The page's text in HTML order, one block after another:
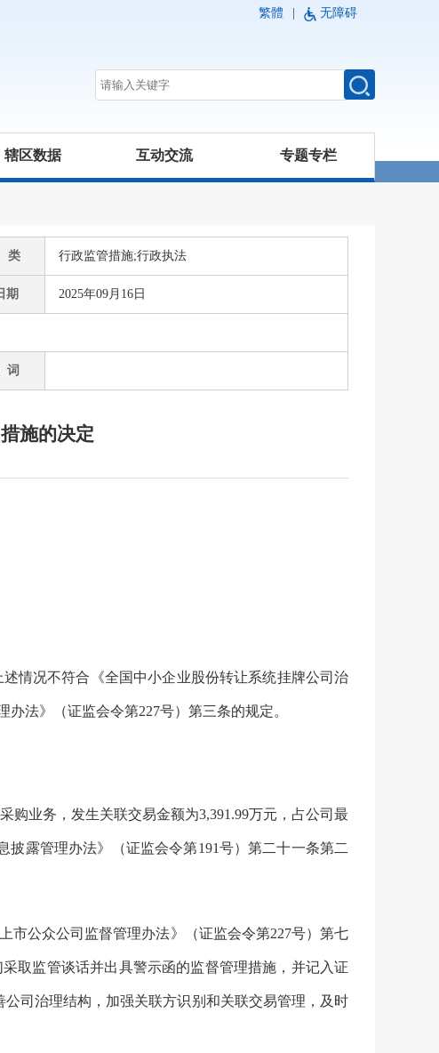
繁體 无障碍
辖区数据 互动交流 专题专栏
行政监管措施;行政执法
期 2025年09月16日
词
施的决定
述情况不符合 《全国中小企业股份转让系统挂牌公司治
办法》（证监会令第227号）第三条的规定。
购业务，发生关联交易金额为3,391.99万元，占公司最
披露管理办法》（证监会令第191号）第二十一条第二
市公众公司监督管理办法》（证监会令第227号）第七
取监管谈话并出具警示函的监督管理措施，并记入证
公司治理结构， 加强关联方识别和关联交易管理，及时